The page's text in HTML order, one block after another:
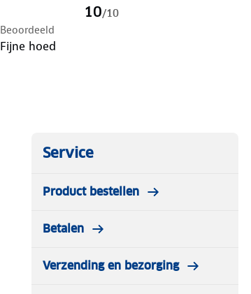
10/10
Beoordeeld
Fijne hoed
Service
Product bestellen
Betalen
Verzending en bezorging